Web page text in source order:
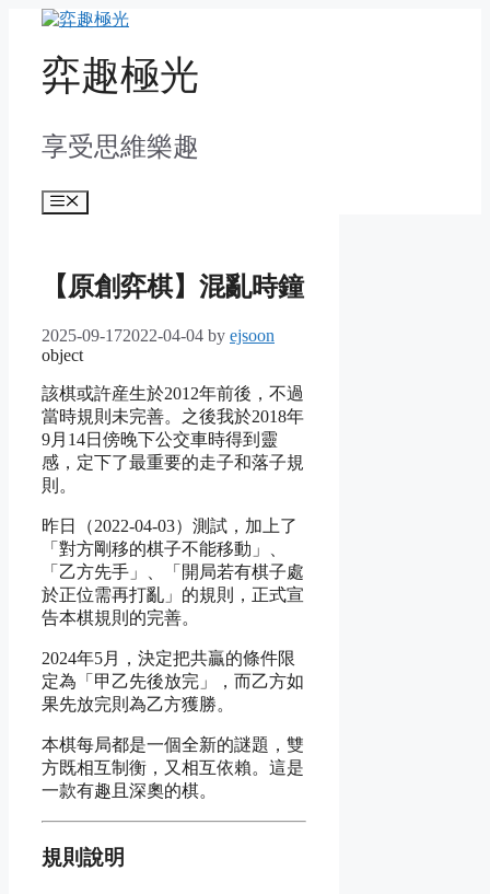
content弈趣極光
享受思維樂趣
Menu
【原創弈棋】混亂時鐘
2025-09-172022-04-04 by ejsoon
object
該棋或許産生於2012年前後，不過
當時規則未完善。之後我於2018年
9月14日傍晚下公交車時得到靈
感，定下了最重要的走子和落子規
則。
昨日（2022-04-03）測試，加上了
「對方剛移的棋子不能移動」、
「乙方先手」、「開局若有棋子處
於正位需再打亂」的規則，正式宣
告本棋規則的完善。
2024年5月，決定把共贏的條件限
定為「甲乙先後放完」，而乙方如
果先放完則為乙方獲勝。
本棋每局都是一個全新的謎題，雙
方既相互制衡，又相互依賴。這是
一款有趣且深奧的棋。
規則說明